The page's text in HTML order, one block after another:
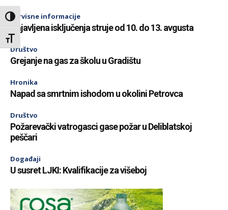
Toggle High Contrast
Toggle Font size
Servisne informacije
Najavljena isključenja struje od 10. do 13. avgusta
Društvo
Grejanje na gas za školu u Gradištu
Hronika
Napad sa smrtnim ishodom u okolini Petrovca
Društvo
Požarevački vatrogasci gase požar u Deliblatskoj
peščari
Događaji
U susret LJKI: Kvalifikacije za višeboj